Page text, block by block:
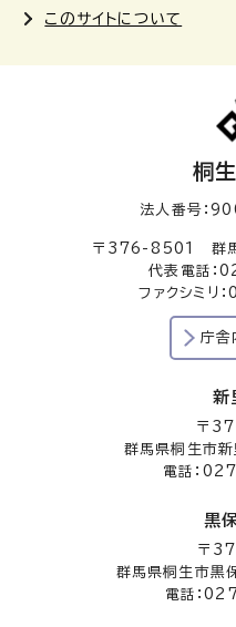
このサイトについて
桐
法人番号：
〒376-8501 群馬
代表電話
ファクシミ
庁舎
新
〒
群馬県桐生市
電話：
黒
〒
群馬県桐生市黒
電話：